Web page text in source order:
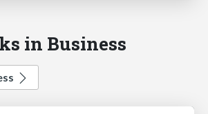
in Business